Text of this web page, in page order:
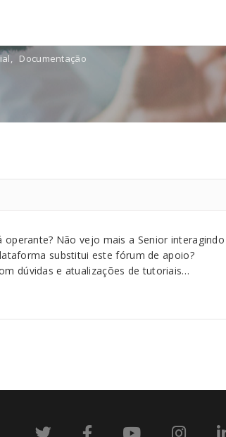
, Documentação
Não vejo mais a Senior interagindo
substitui este fórum de apoio?
dúvidas e atualizações de tutoriais…